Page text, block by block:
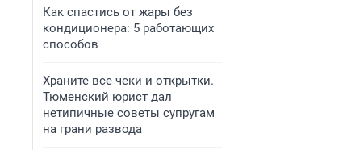
Как спастись от жары без
кондиционера: 5 работающих
способов
Храните все чеки и открытки.
Тюменский юрист дал
нетипичные советы супругам
на грани развода